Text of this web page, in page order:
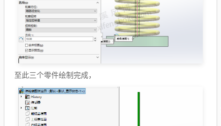
至此三个零件绘制完成，